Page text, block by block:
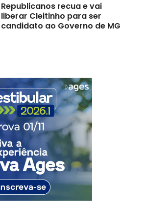
Republicanos recua e vai
liberar Cleitinho para ser
candidato ao Governo de MG